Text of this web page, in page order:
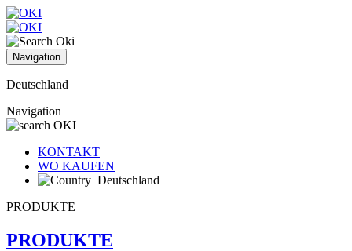
Navigation
Deutschland
Navigation
KONTAKT
WO KAUFEN
Deutschland
PRODUKTE
PRODUKTE